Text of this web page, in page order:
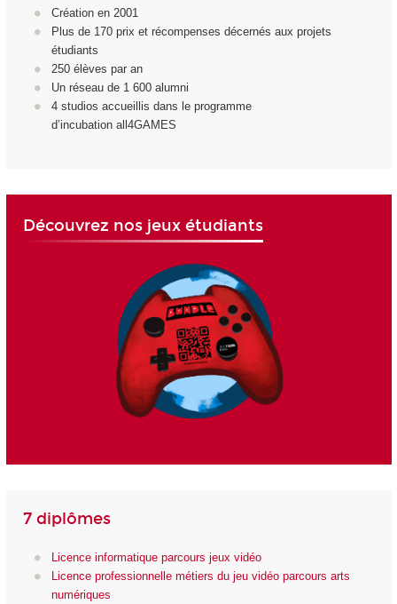
Création en 2001
Plus de 170 prix et récompenses décernés aux projets
étudiants
250 élèves par an
Un réseau de 1 600 alumni
4 studios accueillis dans le programme
d’incubation all4GAMES
Découvrez nos jeux étudiants
7 diplômes
Licence informatique parcours jeux vidéo
Licence professionnelle métiers du jeu vidéo parcours arts
numériques